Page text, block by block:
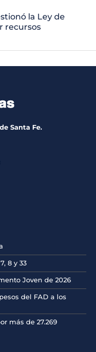
la Ley de
recursos
Santa Fe.
8 y 33
Joven de 2026
del FAD a los
más de 27.269